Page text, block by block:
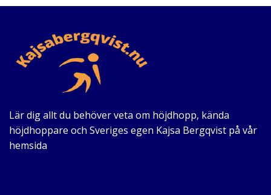
Lär dig allt du behöver veta om höjdhopp, kända
höjdhoppare och Sveriges egen Kajsa Bergqvist på vår
hemsida